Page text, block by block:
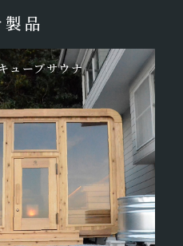
品
ューブサウナ